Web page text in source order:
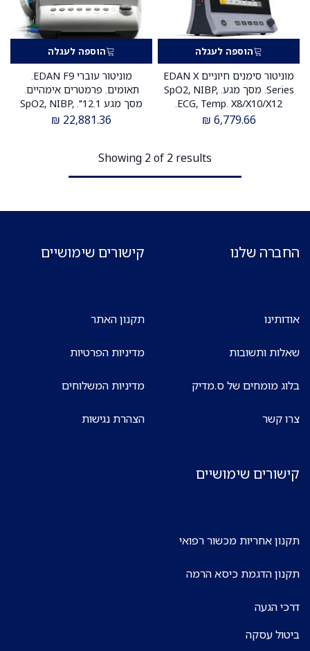
הוספה לעגלה
מוניטור סימנים חיוניים EDAN X
Series. מסך מגע. SpO2, NIBP,
ECG, Temp. X8/X10/X12.
ס.מדיק יבוא
6,779.66
₪
הוספה לעגלה
מוניטור עוברי EDAN F9.
תאומים. פרמטרים אימהיים.
מסך מגע 12.1". SpO2, NIBP,
ECG. ס.מדיק יבוא
22,881.36
₪
Showing 2 of 2 results
החברה שלנו
אודותינו
שאלות ותשובות
בלוג מומחים של ס.מדיק
צרו קשר
קישורים שימושיים
תקנון האתר
מדיניות הפרטיות
מדיניות המשלוחים
הצהרת נגישות
קישורים שימושיים
תקנון אחריות מכשור רפואי
תקנון הדגמת כיסא הרמה
דרכי הגעה
ביטול עסקה